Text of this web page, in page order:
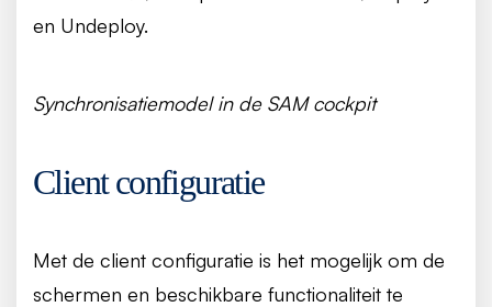
Synchronisatiemodel in de SAM cockpit
Client configuratie
Met de client configuratie is het mogelijk om de
schermen en beschikbare functionaliteit te